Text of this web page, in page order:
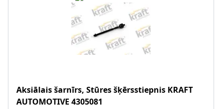
Aksiālais šarnīrs, Stūres šķērsstiepnis KRAFT
AUTOMOTIVE 4305081